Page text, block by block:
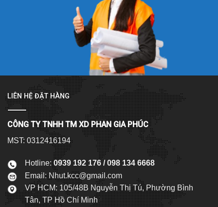
LIÊN HỆ ĐẶT HÀNG
CÔNG TY TNHH TM XD PHAN GIA PHÚC
MST: 0312416194
Hotline:0939 192 176 / 098 134 6668
Email:Nhut.kcc@gmail.com
VP HCM: 105/48B Nguyễn Thị Tú, Phường Bình
Tân, TP Hồ Chí Minh